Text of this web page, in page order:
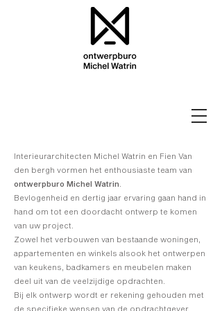
Interieurarchitecten Michel Watrin en Fien Van
den bergh vormen het enthousiaste team van
ontwerpburo Michel Watrin
Bevlogenheid en dertig jaar ervaring gaan hand in
hand om tot een doordacht ontwerp te komen
van uw project.
Zowel het verbouwen van bestaande woningen,
appartementen en winkels alsook het ontwerpen
van keukens, badkamers en meubelen maken
deel uit van de veelzijdige opdrachten.
Bij elk ontwerp wordt er rekening gehouden met
de specifieke wensen van de opdrachtgever